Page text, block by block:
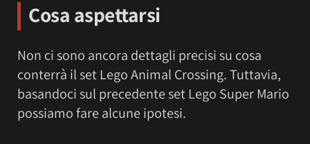
Cosa aspettarsi
Non ci sono ancora dettagli precisi su cosa
conterrà il set Lego Animal Crossing. Tuttavia,
basandoci sul precedente set Lego Super Mario
possiamo fare alcune ipotesi.